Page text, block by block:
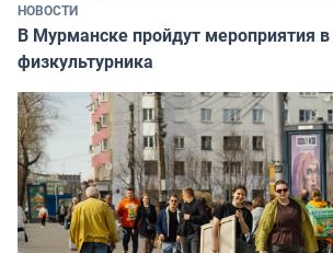
НОВОСТИ
В Мурманске пройдут мероприятия
физкультурника